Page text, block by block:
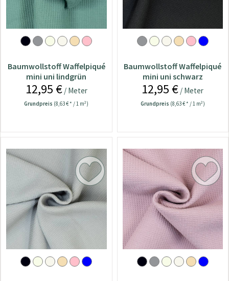
Baumwollstoff Waffelpiqué
mini uni lindgrün
12,95 €/ Meter
Grundpreis (8,63 € * / 1 m²)
Baumwollstoff Waffelpiqué
mini uni schwarz
12,95 € / Meter
Grundpreis (8,63 € * / 1 m²)